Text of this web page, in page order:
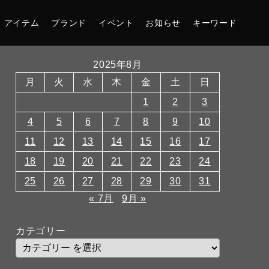
アイテム ブランド イベント お知らせ キーワード
2025年8月
月
火 水 木 金 土
日
1
2
3
4
5 6 7 8 9
10
11
12 13 14 15 16
17
18
19 20 21 22 23
24
25
26 27 28 29 30
31
« 7月
9月 »
カテゴリー